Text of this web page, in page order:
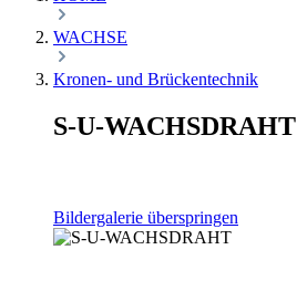
WACHSE
Kronen- und Brückentechnik
S-U-WACHSDRAHT
Bildergalerie überspringen